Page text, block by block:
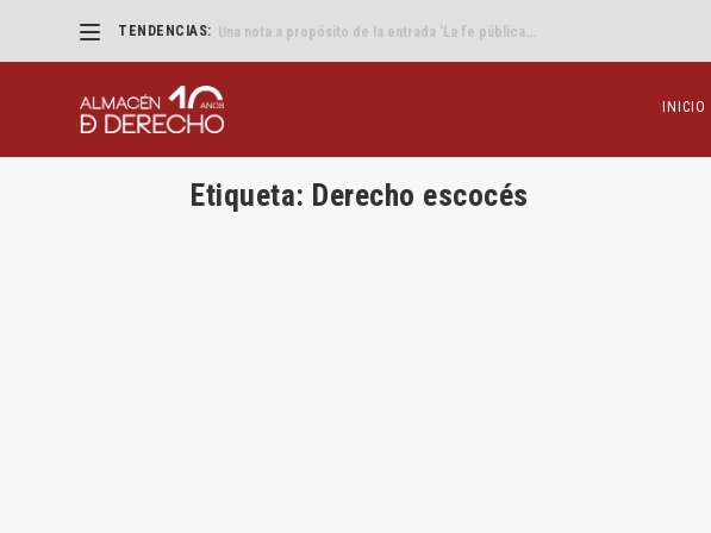
TENDENCIAS: «Eliminad los VTC pero que parezca un accidente»
INICIO
Etiqueta: Derecho escocés